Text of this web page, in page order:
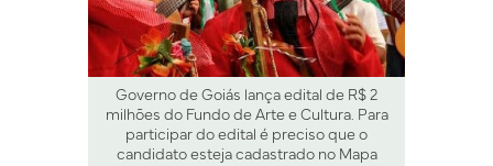
Governo de Goiás lança edital de R$ 2
milhões do Fundo de Arte e Cultura. Para
participar do edital é preciso que o
candidato esteja cadastrado no Mapa